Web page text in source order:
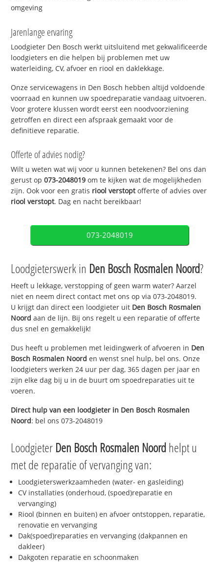
omgeving
Jarenlange ervaring
Loodgieter Den Bosch werkt uitsluitend met gekwalificeerde
loodgieters en die helpen bij problemen met uw
waterleiding, CV, afvoer en riool en daklekkage.
Onze servicewagens in Den Bosch hebben altijd voldoende
voorraad en kunnen uw spoedreparatie vandaag uitvoeren.
Voor grotere klussen wordt eerst een noodvoorziening
getroffen en direct een afspraak gemaakt voor de
definitieve reparatie.
Offerte of advies nodig?
Wilt u weten wat wij voor u kunnen betekenen? Bel ons dan
gerust op073-2048019 om te kijken wat de mogelijkheden
zijn. Ook voor een gratis riool verstoptofferte of advies over
riool verstopt. Dag en nacht bereikbaar!
073-2048019
Loodgieterswerk in Den Bosch Rosmalen Noord?
Heeft u lekkage, verstopping of geen warm water? Aarzel
niet en neem direct contact met ons op via 073-2048019.
U krijgt dan direct een loodgieter uit Den Bosch Rosmalen
Noord aan de lijn. Bij ons regelt u een reparatie of offerte
dus snel en gemakkelijk!
Dus heeft u problemen met leidingwerk of afvoeren in Den
Bosch Rosmalen Noord en wenst snel hulp, bel ons. Onze
loodgieters werken 24 uur per dag, 365 dagen per jaar en
zijn elke dag bij u in de buurt om spoedreparaties uit te
voeren.
Direct hulp van een loodgieter in Den Bosch Rosmalen
Noord: bel ons 073-2048019
Loodgieter Den Bosch Rosmalen Noordhelpt u
met de reparatie of vervanging van:
Loodgieterswerkzaamheden (water- en gasleiding)
CV installaties (onderhoud, (spoed)reparatie en
vervanging)
Riool (binnen en buiten) en afvoer ontstoppen, reparatie,
renovatie en vervanging
Dak(spoed)reparaties en vervanging (dakpannen en
dakleer)
Dakgoten reparatie en schoonmaken